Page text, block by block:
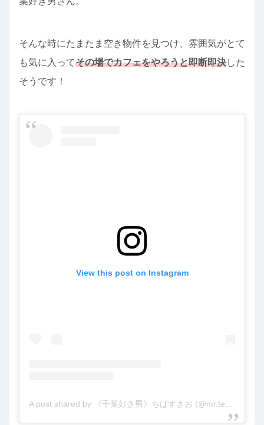
そんな時にたまたま空き物件を見つけ、雰囲気がとて
も気に入ってその場でカフェをやろうと即断即決した
そうです！
View this post on Instagram